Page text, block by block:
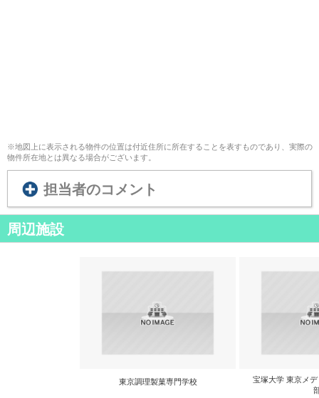
※地図上に表示される物件の位置は付近住所に所在することを表すものであり、実際の
物件所在地とは異なる場合がございます。
担当者のコメント
周辺施設
東京調理製菓専門学校
宝塚大学 東京メ